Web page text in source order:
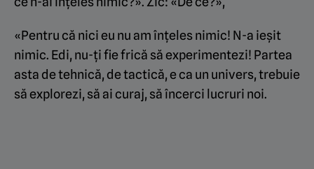
«Pentru că nici eu nu am înțeles nimic! N-a ieșit
nimic. Edi, nu-ți fie frică să experimentezi! Partea
asta de tehnică, de tactică, e ca un univers, trebuie
să explorezi, să ai curaj, să încerci lucruri noi.